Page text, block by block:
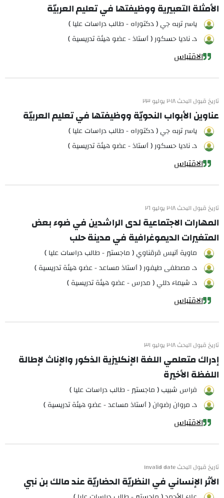
الأمثلة التعبيرية ووظيفتها في تعليم العربيّة
ياسر تربه جي ( دكتوراه - طالب دراسات عليا )
د. ناديا حسكور ( أستاذ - عضو هيئة تدريسية )
الاقتباس
تاريخ قبول البحث ٢٠١٨ يوليو ٢٣
عناوين الأبواب النحويّة ووظيفتها في تعليم العربيّة
ياسر تربه جي ( دكتوراه - طالب دراسات عليا )
د. ناديا حسكور ( أستاذ - عضو هيئة تدريسية )
الاقتباس
تاريخ قبول البحث ٢٠١٨ يوليو ٢٦
المهارات الاجتماعية لدى الراشدين في ضوء بعض
المتغيرات الديموغرافية في مدينة حلب
ماوية أنيس قرقناوي ( ماجستير - طالب دراسات عليا )
د. مصطفى طيفور ( أستاذ مساعد - عضو هيئة تدريسية )
د. شيماء دللي ( مدرس - عضو هيئة تدريسية )
الاقتباس
تاريخ قبول البحث ٢٠١٨ يوليو ٣١
إدراك متعلمي اللغة الإنكليزية الذكور والإناث لإطالة
اللفظة الأخيرة
فراس شبيب ( ماجستير - طالب دراسات عليا )
د. مروان رضوان ( أستاذ مساعد - عضو هيئة تدريسية )
الاقتباس
تاريخ قبول البحث Invalid date
الأثر الإنساني في النظريّة الحضاريّة عند مالك بن نبي